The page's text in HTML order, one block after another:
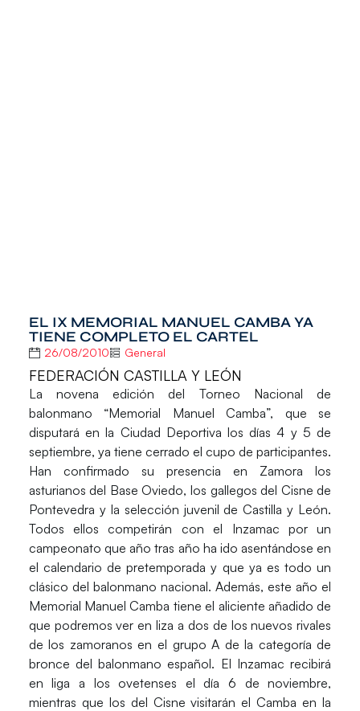
EL IX MEMORIAL MANUEL CAMBA YA
TIENE COMPLETO EL CARTEL
26/08/2010 General
FEDERACIÓN CASTILLA Y LEÓN
La novena edición del Torneo Nacional de
balonmano “Memorial Manuel Camba”, que se
disputará en la Ciudad Deportiva los días 4 y 5 de
septiembre, ya tiene cerrado el cupo de participantes.
Han confirmado su presencia en Zamora los
asturianos del Base Oviedo, los gallegos del Cisne de
Pontevedra y la selección juvenil de Castilla y León.
Todos ellos competirán con el Inzamac por un
campeonato que año tras año ha ido asentándose en
el calendario de pretemporada y que ya es todo un
clásico del balonmano nacional. Además, este año el
Memorial Manuel Camba tiene el aliciente añadido de
que podremos ver en liza a dos de los nuevos rivales
de los zamoranos en el grupo A de la categoría de
bronce del balonmano español. El Inzamac recibirá
en liga a los ovetenses el día 6 de noviembre,
mientras que los del Cisne visitarán el Camba en la